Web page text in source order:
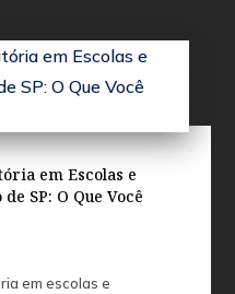
em Escolas e
SP: O Que Você
em escolas e